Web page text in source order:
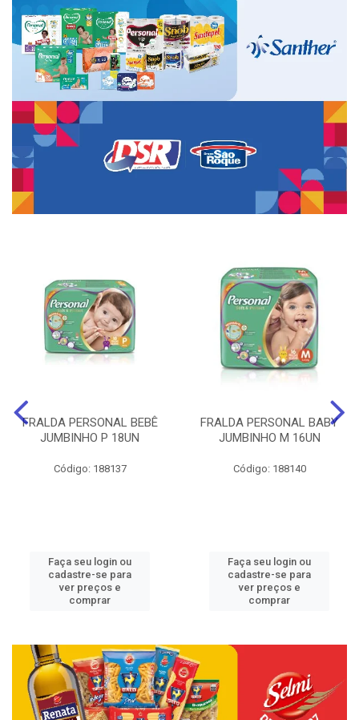
FRALDA PERSONAL BEBÊ
JUMBINHO P 18UN
Código: 188137
Faça seu login ou
cadastre-se para
ver preços e
comprar
FRALDA PERSONAL BABY
JUMBINHO M 16UN
Código: 188140
Faça seu login ou
cadastre-se para
ver preços e
comprar